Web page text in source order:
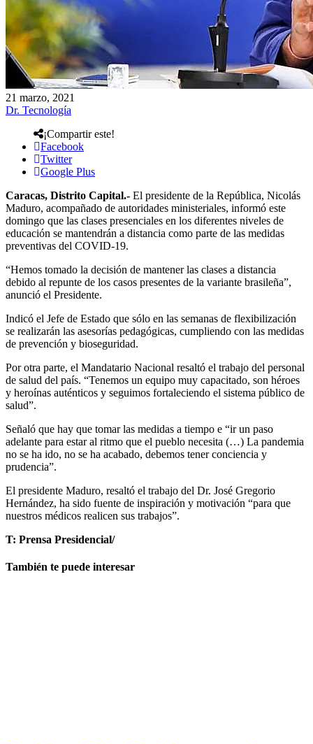
21 marzo, 2021
Dr. Tecnología
¡Compartir este!
Facebook
Twitter
Google Plus
Caracas, Distrito Capital.- El presidente de la República, Nicolás
Maduro, acompañado de autoridades ministeriales, informó este
domingo que las clases presenciales en los diferentes niveles de
educación se mantendrán a distancia como parte de las medidas
preventivas del COVID-19.
“Hemos tomado la decisión de mantener las clases a distancia
debido al repunte de los casos presentes de la variante brasileña”,
anunció el Presidente.
Indicó el Jefe de Estado que sólo en las semanas de flexibilización
se realizarán las asesorías pedagógicas, cumpliendo con las medidas
de prevención y bioseguridad.
Por otra parte, el Mandatario Nacional resaltó el trabajo del personal
de salud del país. “Tenemos un equipo muy capacitado, son héroes
y heroínas auténticos y seguimos fortaleciendo el sistema público de
salud”.
Señaló que hay que tomar las medidas a tiempo e “ir un paso
adelante para estar al ritmo que el pueblo necesita (…) La pandemia
no se ha ido, no se ha acabado, debemos tener conciencia y
prudencia”.
El presidente Maduro, resaltó el trabajo del Dr. José Gregorio
Hernández, ha sido fuente de inspiración y motivación “para que
nuestros médicos realicen sus trabajos”.
T: Prensa Presidencial/
También te puede interesar